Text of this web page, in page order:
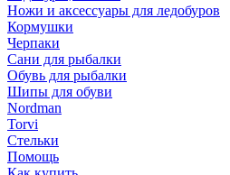
Ножи и аксессуары для ледобуров
Кормушки
Черпаки
Сани для рыбалки
Обувь для рыбалки
Шипы для обуви
Nordman
Torvi
Стельки
Помощь